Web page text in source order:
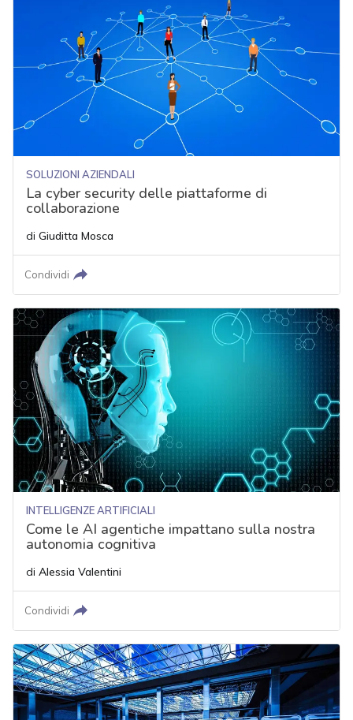
SOLUZIONI AZIENDALI
La cyber security delle piattaforme di
collaborazione
di Giuditta Mosca
Condividi
INTELLIGENZE ARTIFICIALI
Come le AI agentiche impattano sulla nostra
autonomia cognitiva
di Alessia Valentini
Condividi